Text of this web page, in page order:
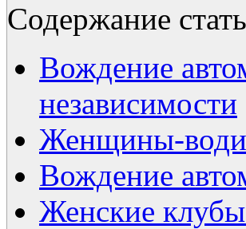
Содержание
Вождение
независимости
Женщины-
Вождение
Женские клубы